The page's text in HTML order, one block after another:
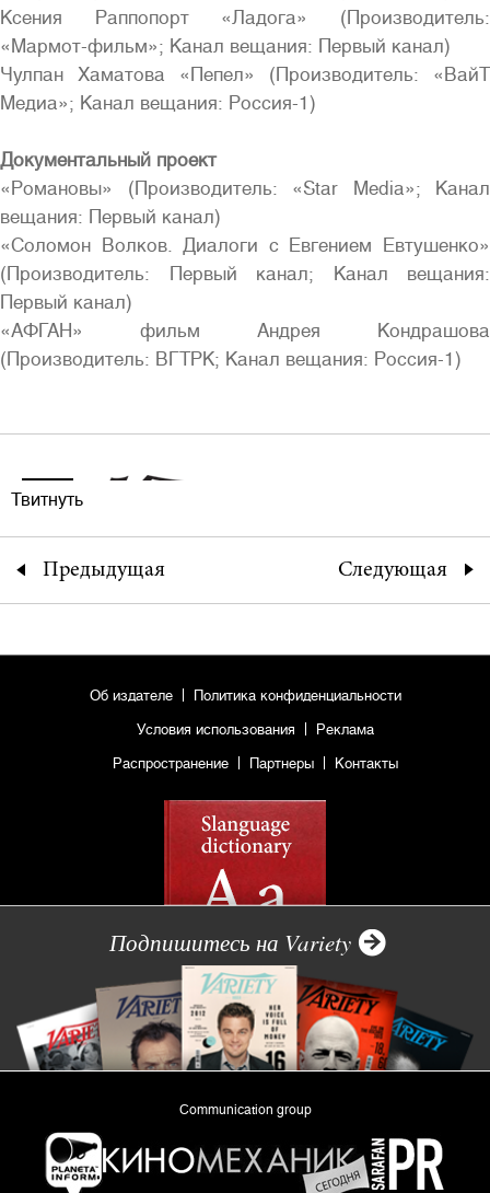
Ксения Раппопорт «Ладога» (Производитель:
«Мармот-фильм»; Канал вещания: Первый канал)
Чулпан Хаматова «Пепел» (Производитель: «ВайТ
Медиа»; Канал вещания: Россия-1)
Документальный проект
«Романовы» (Производитель: «Star Media»; Канал
вещания: Первый канал)
«Соломон Волков. Диалоги с Евгением Евтушенко»
(Производитель: Первый канал; Канал вещания:
Первый канал)
«АФГАН» фильм Андрея Кондрашова
(Производитель: ВГТРК; Канал вещания: Россия-1)
Твитнуть
Предыдущая Следующая
Об издателе Политика конфиденциальности
Условия использования Реклама
Распространение Партнеры Контакты
Подпишитесь на Variety
Communication group
«Planeta Inform»